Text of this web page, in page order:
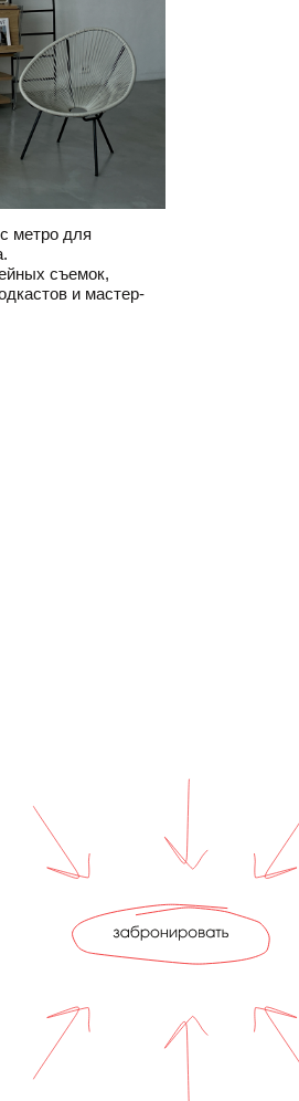
метро для
съемок,
и мастер-